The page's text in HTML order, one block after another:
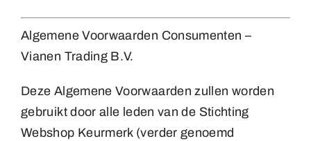
Emblemen
Medailles
Algemene Voorwaarden Consumenten –
Vianen Trading B.V.
Deze Algemene Voorwaarden zullen worden
gebruikt door alle leden van de Stichting
Webshop Keurmerk (verder genoemd